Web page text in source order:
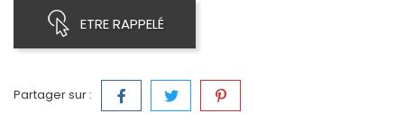
ETRE RAPPELÉ
Partager sur :